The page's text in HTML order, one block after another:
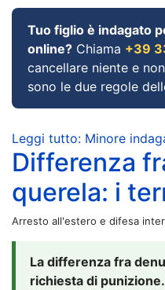
Tuo figlio è indagato
online? Chiama +39
cancellare niente e
sono le due regole
Leggi tutto: Minore
Differenza
querela: i
Arresto all'estero e difesa
La differenza fra
richiesta di